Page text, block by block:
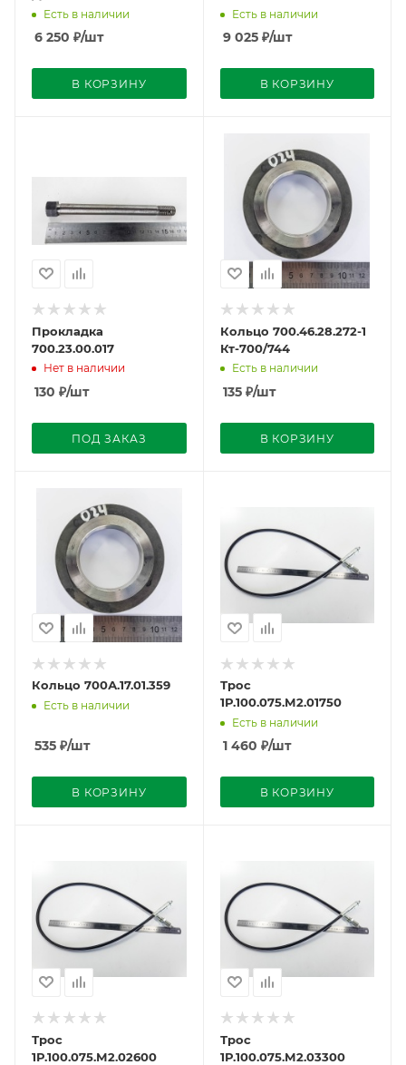
Есть в наличии
6 250 ₽/шт
В КОРЗИНУ
Есть в наличии
9 025₽/шт
В КОРЗИНУ
Прокладка
700.23.00.017
Нет в наличии
130 ₽/шт
ПОД ЗАКАЗ
Кольцо 700.46.28.272-1
Кт-700/744
Есть в наличии
135₽/шт
В КОРЗИНУ
Кольцо 700А.17.01.359
Есть в наличии
535 ₽/шт
В КОРЗИНУ
Трос
1Р.100.075.М2.01750
Есть в наличии
1 460 ₽/шт
В КОРЗИНУ
Трос
1Р.100.075.М2.02600
Трос
1Р.100.075.М2.03300